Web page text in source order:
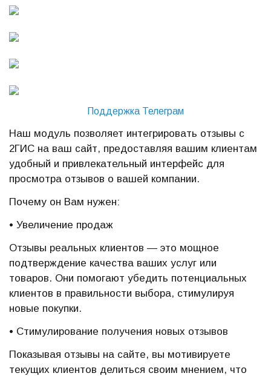
Поддержка Телеграм
Наш модуль позволяет интегрировать отзывы с
2ГИС на ваш сайт, предоставляя вашим клиентам
удобный и привлекательный интерфейс для
просмотра отзывов о вашей компании.
Почему он Вам нужен:
• Увеличение продаж
Отзывы реальных клиентов — это мощное
подтверждение качества ваших услуг или
товаров. Они помогают убедить потенциальных
клиентов в правильности выбора, стимулируя
новые покупки.
• Стимулирование получения новых отзывов
Показывая отзывы на сайте, вы мотивируете
текущих клиентов делиться своим мнением, что